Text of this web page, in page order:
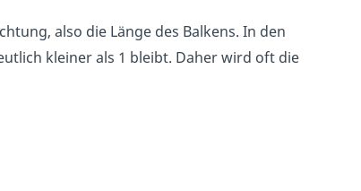
also die Länge des Balkens. In den
kleiner als 1 bleibt. Daher wird oft die